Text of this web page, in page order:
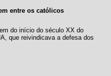
entre os católicos
do início do século XX do
que reivindicava a defesa dos